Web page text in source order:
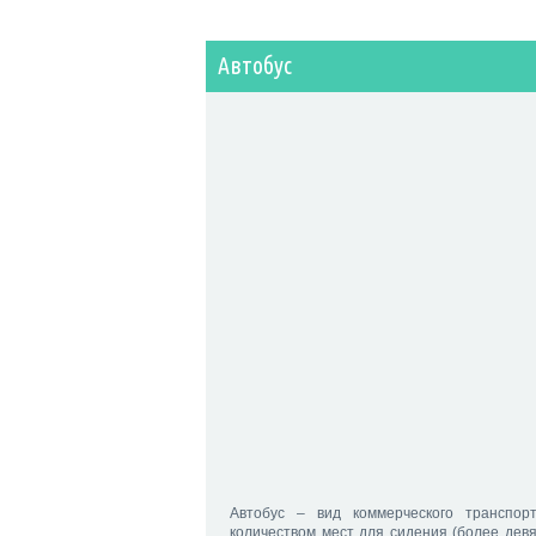
Автобус
Автобус – вид коммерческого
количеством мест для сидения (более